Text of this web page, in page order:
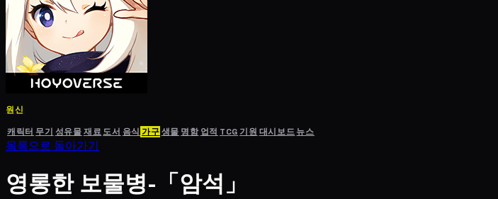
원신
캐릭터 무기 성유물재료도서 음식 가구생물 명함 업적 TCG기원 대시보드뉴스
목록으로 돌아가기
영롱한 보물병-「암석」